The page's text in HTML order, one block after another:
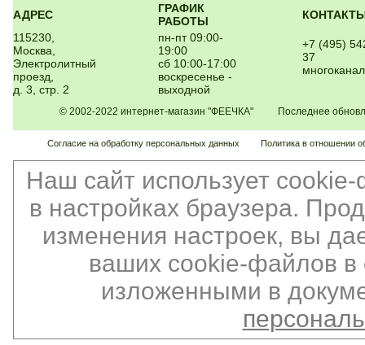
АДРЕС
ГРАФИК
РАБОТЫ
115230,
Москва,
Электролитный
проезд,
д. 3, стр. 2
пн-пт 09:00-
19:00
сб 10:00-17:00
воскресенье -
выходной
+7 (495)
37
© 2002-2022 интернет-магазин "ФЕЕЧКА" Последнее
Согласие на обработку персональных данных Политика в отношении
Наш сайт использует
в настройках браузера.
изменения настроек, вы
ваших cookie-файлов в
изложенными в